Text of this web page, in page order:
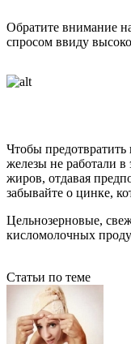
Обратите внимание
спросом ввиду
Чтобы
железы не работали
жиров, отдавая
забывайте о цинке,
Цельнозерновые,
кисломолочных
Статьи по теме